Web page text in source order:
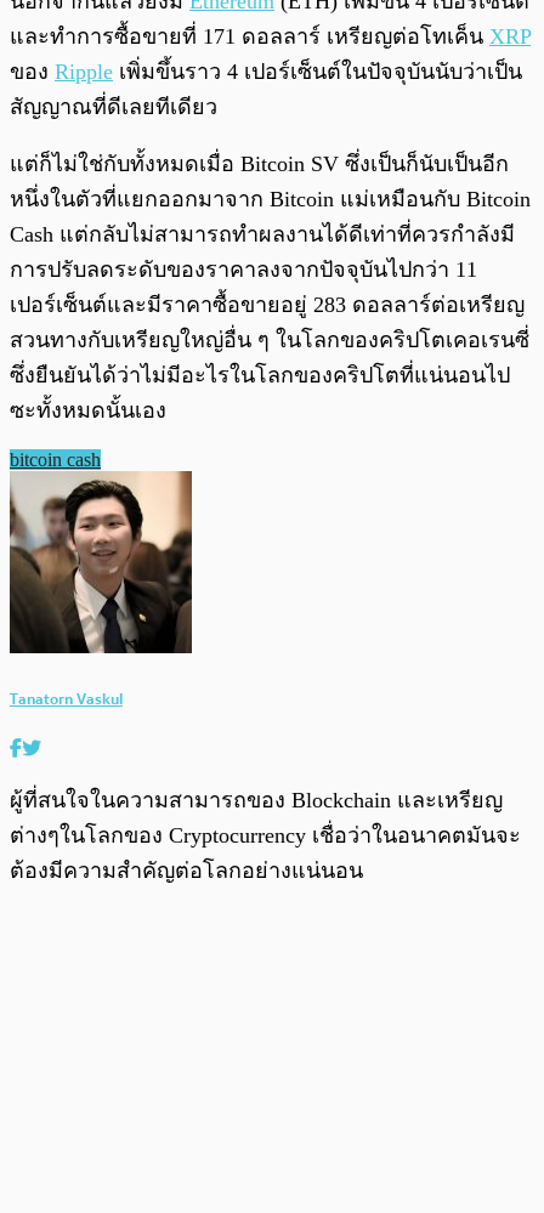
และทำการซื้อขายที่ 171 ดอลลาร์ เหรียญต่อโทเค็น XRP
ของ Ripple เพิ่มขึ้นราว 4 เปอร์เซ็นต์ในปัจจุบันนับว่าเป็น
สัญญาณที่ดีเลยทีเดียว
แต่ก็ไม่ใช่กับทั้งหมดเมื่อ Bitcoin SV ซึ่งเป็นก็นับเป็นอีก
หนึ่งในตัวที่แยกออกมาจาก Bitcoin แม่เหมือนกับ Bitcoin
Cash แต่กลับไม่สามารถทำผลงานได้ดีเท่าที่ควรกำลังมี
การปรับลดระดับของราคาลงจากปัจจุบันไปกว่า 11
เปอร์เซ็นต์และมีราคาซื้อขายอยู่ 283 ดอลลาร์ต่อเหรียญ
สวนทางกับเหรียญใหญ่อื่น ๆ ในโลกของคริปโตเคอเรนซี่
ซึ่งยืนยันได้ว่าไม่มีอะไรในโลกของคริปโตที่แน่นอนไป
ซะทั้งหมดนั้นเอง
bitcoin cash
Tanatorn Vaskul
ผู้ที่สนใจในความสามารถของ Blockchain และเหรียญ
ต่างๆในโลกของ Cryptocurrency เชื่อว่าในอนาคตมันจะ
ต้องมีความสำคัญต่อโลกอย่างแน่นอน